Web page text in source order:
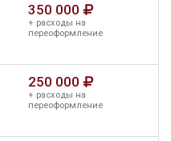
350 000
+ расходы на
переоформление
250 000
+ расходы на
переоформление